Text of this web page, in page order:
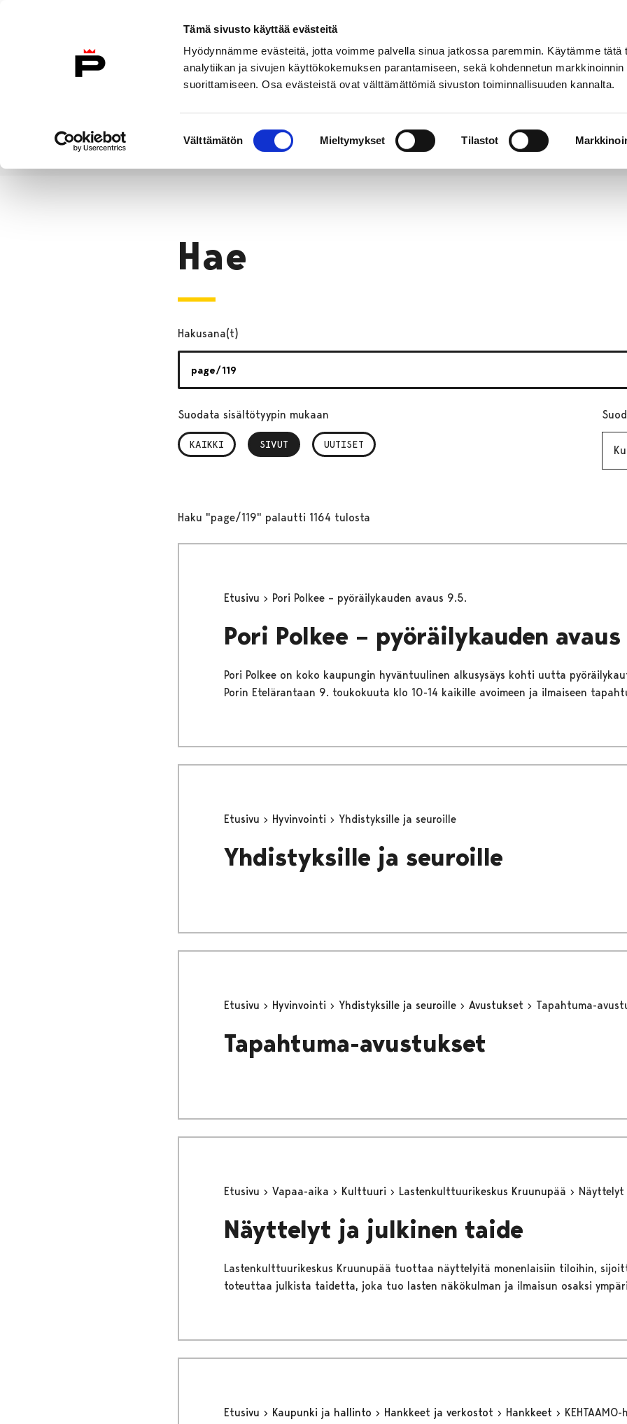
Tämä sivusto käyttää evästeitä
Hyödynnämme evästeitä, jotta voimme palvella sinua jatkossa paremmin. Käytämme tätä
analytiikan ja sivujen käyttökokemuksen parantamiseen, sekä kohdennetun markkinoinnin
suorittamiseen. Osa evästeistä ovat välttämättömiä sivuston toiminnallisuuden kannalta.
valinta
Välttämätön Mieltymykset Tilastot
Etusivulle
Etusivu
Hae
Hakusana(t)
Suodata sisältötyypin mukaan
KAIKKI SIVUT
, VALITTU UUTISET
Haku "page/119" palautti 1164 tulosta
Etusivu Pori Polkee – pyöräilykauden avaus 9.5.
Pori Polkee – pyöräilykauden
Pori Polkee on koko kaupungin hyväntuulinen alkusysäys kohti uutta
Porin Etelärantaan 9. toukokuuta klo 10-14 kaikille avoimeen ja ilmaiseen
Etusivu Hyvinvointi Yhdistyksille ja seuroille
Yhdistyksille ja seuroille
Etusivu Hyvinvointi Yhdistyksille ja seuroille Avustukset Tapahtuma-
Tapahtuma-avustukset
Etusivu Vapaa-aika Kulttuuri Lastenkulttuurikeskus Kruunupää
Näyttelyt ja julkinen taide
Lastenkulttuurikeskus Kruunupää tuottaa näyttelyitä monenlaisiin tiloihin,
toteuttaa julkista taidetta, joka tuo lasten näkökulman ja ilmaisun osaksi
Etusivu Kaupunki ja hallinto Hankkeet ja verkostot Hankkeet